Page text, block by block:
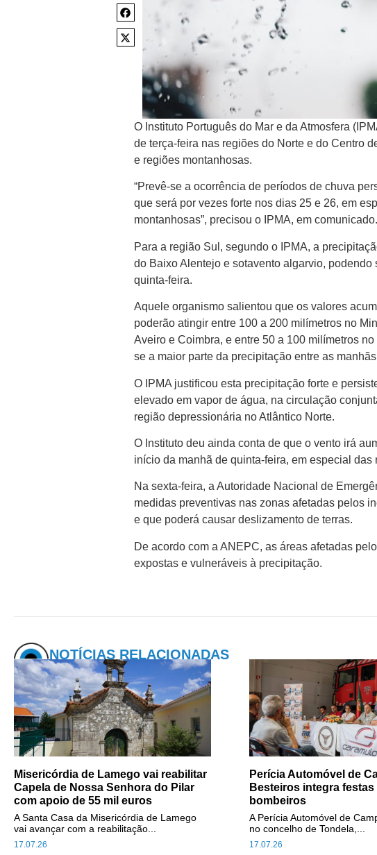
O Instituto Português do Mar e da Atmosfera
de terça-feira nas regiões do Norte e do Centro
e regiões montanhosas.
“Prevê-se a ocorrência de períodos de chuva
que será por vezes forte nos dias 25 e 26, em
montanhosas”, precisou o IPMA, em comunicado.
Para a região Sul, segundo o IPMA, a
do Baixo Alentejo e sotavento algarvio,
quinta-feira.
Aquele organismo salientou que os valores
poderão atingir entre 100 a 200 milímetros no
Aveiro e Coimbra, e entre 50 a 100 milímetros
se a maior parte da precipitação entre as
O IPMA justificou esta precipitação forte e
elevado em vapor de água, na circulação
região depressionária no Atlântico Norte.
O Instituto deu ainda conta de que o vento irá
início da manhã de quinta-feira, em especial das
Na sexta-feira, a Autoridade Nacional de
medidas preventivas nas zonas afetadas pelos
e que poderá causar deslizamento de terras.
De acordo com a ANEPC, as áreas afetadas
expostas e vulneráveis à precipitação.
NOTÍCIAS RELACIONADAS
Misericórdia de Lamego vai reabilitar
Capela de Nossa Senhora do Pilar
com apoio de 55 mil euros
17.07.26
A Santa Casa da Misericórdia de Lamego
vai avançar com a reabilitação...
Perícia Automóvel de
Besteiros integra
bombeiros
17.07.26
A Perícia Automóvel de
no concelho de Tondela,...